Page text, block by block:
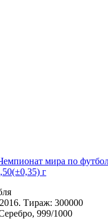
мира по
г
Тираж: 300000
999/1000